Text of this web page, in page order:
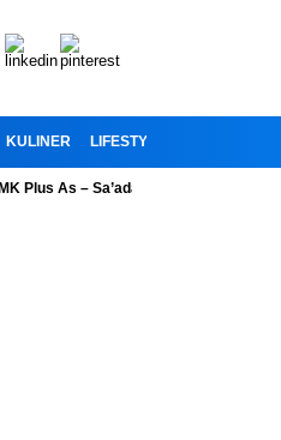
KULINER LIFESTYLE
As – Sa’adah 2